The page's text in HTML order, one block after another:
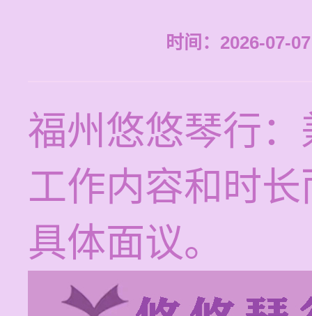
时间：2026-07-
福州悠悠琴行
工作内容和时
具体面议。